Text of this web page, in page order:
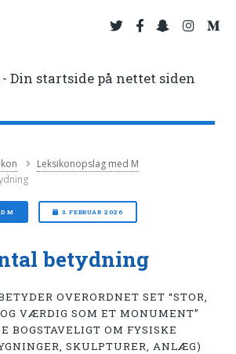
- Din startside på nettet siden
Leksikonopslag med M
M 3. FEBRUAR 2026
betydning
OVERORDNET SET “STOR,
VÆRDIG SOM ET MONUMENT”
BOGSTAVELIGT OM FYSISKE
SKULPTURER, ANLÆG)